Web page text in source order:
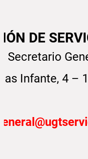
DE
Secretario
Infante, 4 –